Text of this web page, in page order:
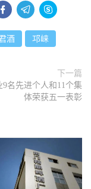
  
酒 邛崃
下一篇
9名先进个人和11个集
体荣获五一表彰